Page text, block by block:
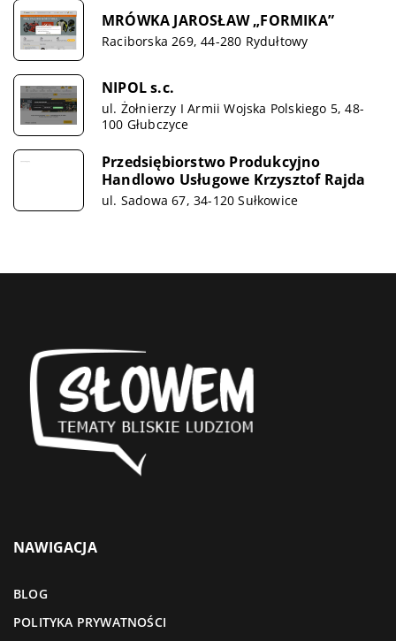
MRÓWKA JAROSŁAW „FORMIKA”
Raciborska 269, 44-280 Rydułtowy
NIPOL s.c.
ul. Żołnierzy I Armii Wojska Polskiego 5, 48-
100 Głubczyce
Przedsiębiorstwo Produkcyjno
Handlowo Usługowe Krzysztof Rajda
ul. Sadowa 67, 34-120 Sułkowice
NAWIGACJA
BLOG
POLITYKA PRYWATNOŚCI